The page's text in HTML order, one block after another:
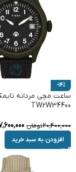
-14%
TW2W34400
20,400,000تومان
افزودن به سبد خرید